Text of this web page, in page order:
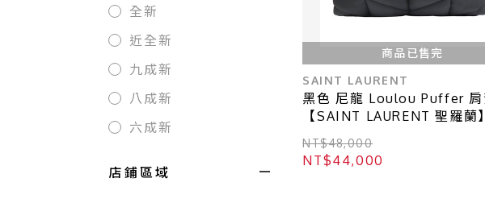
全新
近全新
九成新
八成新
六成新
店鋪區域
商品已售完
SAINT LAURENT
黑色 尼龍 Loulou Puffer 肩
【SAINT LAURENT 聖羅蘭】
733630
NT$48,000
NT$44,000